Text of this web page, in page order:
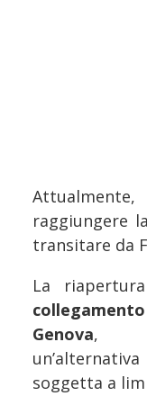
raggiungere
transitare da
La
Genova,
soggetta a